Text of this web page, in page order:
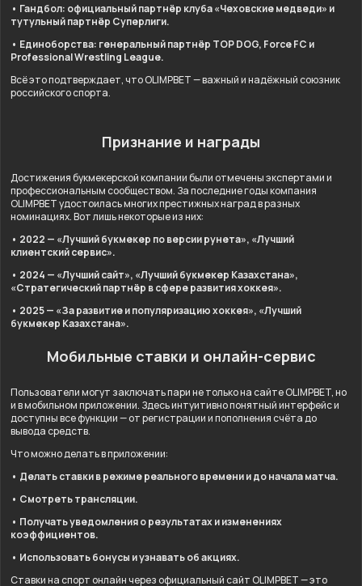
• Гандбол: официальный партнёр клуба «Чеховские медведи» и
тутульный партнёр Суперлиги.
• Единоборства: генеральный партнёр TOP DOG, Force FC и
Professional Wrestling League.
Всё это подтверждает, что OLIMPBET — важный и надёжный союзник
российского спорта.
Признание и награды
Достижения букмекерской компании были отмечены экспертами и
профессиональным сообществом. За последние годы компания
OLIMPBET удостоилась многих престижных наград в разных
номинациях. Вот лишь некоторые из них:
• 2022 — «Лучший букмекер по версии рунета», «Лучший
клиентский сервис».
• 2024 — «Лучший сайт», «Лучший букмекер Казахстана»,
«Стратегический партнёр в сфере развития хоккея».
• 2025 — «За развитие и популяризацию хоккея», «Лучший
букмекер Казахстана».
Мобильные ставки и онлайн-сервис
Пользователи могут заключать пари не только на сайте OLIMPBET, но
и в мобильном приложении. Здесь интуитивно понятный интерфейс и
доступны все функции — от регистрации и пополнения счёта до
вывода средств.
Что можно делать в приложении:
• Делать ставки в режиме реального времени и до начала матча.
• Смотреть трансляции.
• Получать уведомления о результатах и изменениях
коэффициентов.
• Использовать бонусы и узнавать об акциях.
Ставки на спорт онлайн через официальный сайт OLIMPBET — это